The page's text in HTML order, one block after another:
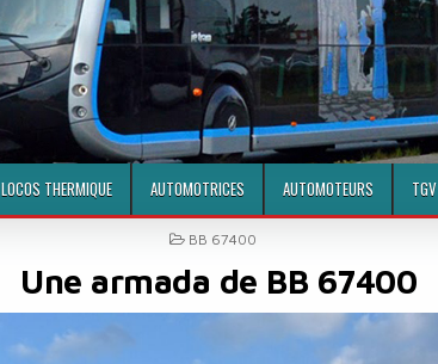
LOCOS THERMIQUE AUTOMOTRICES AUTOMOTEURS TGV
POSTED IN
BB 67400
Une armada de BB 67400